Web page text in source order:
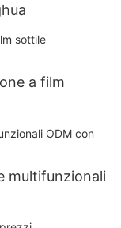
a film
multifunzionali